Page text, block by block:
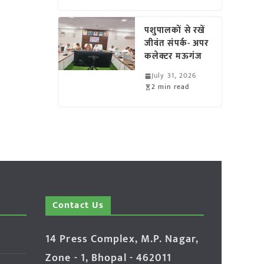
पशुपालकों से रखें
जीवंत संपर्क- अपर
कलेक्टर मऊगंज
July 31, 2026
2 min read
Contact Us
14 Press Complex, M.P. Nagar,
Zone - 1, Bhopal - 462011